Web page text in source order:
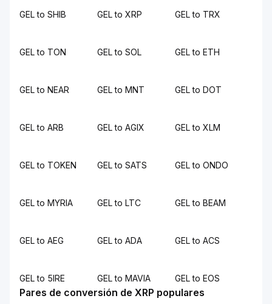
GEL to SHIB GEL to XRP GEL to TRX
GEL to TON GEL to SOL GEL to ETH
GEL to NEAR GEL to MNT GEL to DOT
GEL to ARB GEL to AGIX GEL to XLM
GEL to TOKEN GEL to SATS GEL to ONDO
GEL to MYRIA GEL to LTC GEL to BEAM
GEL to AEG GEL to ADA GEL to ACS
GEL to 5IRE GEL to MAVIA GEL to EOS
Pares de conversión de XRP populares